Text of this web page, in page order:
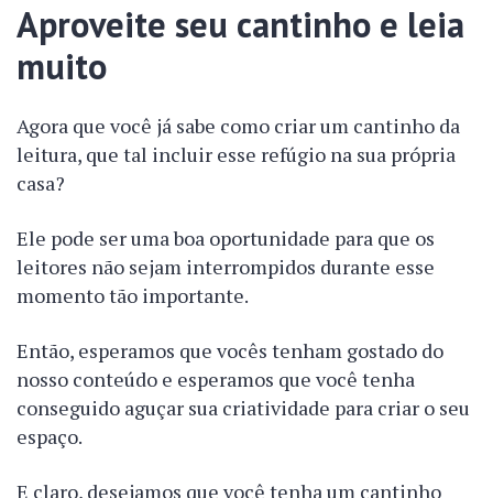
Aproveite seu cantinho e leia
muito
Agora que você já sabe como criar um cantinho da
leitura, que tal incluir esse refúgio na sua própria
casa?
Ele pode ser uma boa oportunidade para que os
leitores não sejam interrompidos durante esse
momento tão importante.
Então, esperamos que vocês tenham gostado do
nosso conteúdo e esperamos que você tenha
conseguido aguçar sua criatividade para criar o seu
espaço.
E claro, desejamos que você tenha um cantinho